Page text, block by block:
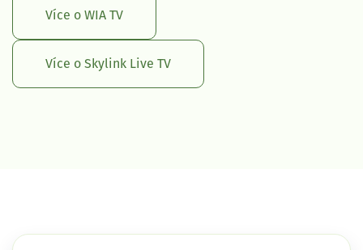
Více o WIA TV
Více o Skylink Live TV